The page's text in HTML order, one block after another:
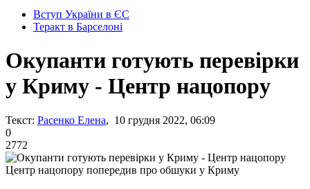
Вступ України в ЄС
Теракт в Барселоні
Окупанти готують перевірки
у Криму - Центр нацопору
Текст: Расенко Елена, 10 грудня 2022, 06:09
0
2772
Центр нацопору попередив про обшуки у Криму